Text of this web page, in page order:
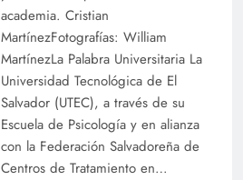
academia. Cristian
MartínezFotografías: William
MartínezLa Palabra Universitaria La
Universidad Tecnológica de El
Salvador (UTEC), a través de su
Escuela de Psicología y en alianza
con la Federación Salvadoreña de
Centros de Tratamiento en…